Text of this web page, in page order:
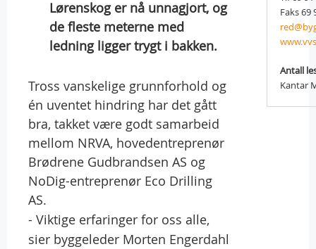
Lørenskog er nå unnagjort, og
de fleste meterne med
ledning ligger trygt i bakken.
Tross vanskelige grunnforhold og
én uventet hindring har det gått
bra, takket være godt samarbeid
mellom NRVA, hovedentreprenør
Brødrene Gudbrandsen AS og
NoDig-entreprenør Eco Drilling
AS.
- Viktige erfaringer for oss alle,
sier byggeleder Morten Engerdahl
Faks 69
Antall
Kantar